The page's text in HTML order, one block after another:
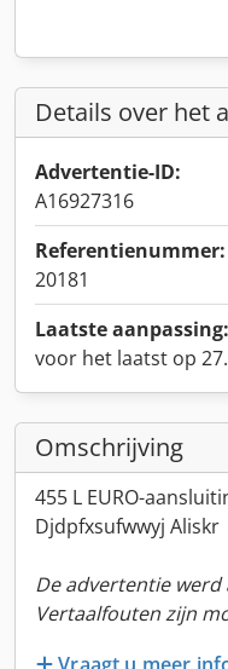
Details over het
Advertentie-ID:
A16927316
Referentienummer:
20181
Laatste aanpassing:
voor het laatst op
Omschrijving
455 L EURO-
Djdpfxsufwwyj Aliskr
De advertentie
Vertaalfouten zijn